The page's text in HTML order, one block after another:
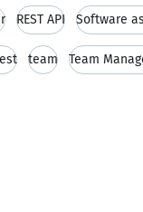
REST API Software
team Team